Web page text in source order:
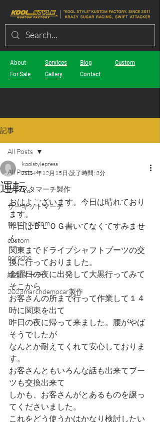
About
For Sale
Services
Gallery
Blog
Contact
Custom
記事
All Posts
ガンメタマーチ製作
サーキットマーチ
march custom
custom
porsche
緑なマーチ
2023marchdemocar製作
All Posts
運転。
koolstylepress
2024年12月15日 読了時間: 3分
おはよございます。今日は晴れており
ます。
昨日はＢＬＯＧ書いてなくてすみませ
ん。
関東までドライブシャフトブーツの交
換に行っておりました。
金曜日の夜に出発して大黒行ってみて
そこから
お客さんの所まで行って作業して１４
時に関東を出て
昨日の夜に帰って来ました。腰がやば
そうでしたが
なんとか耐えてくれて安心しておりま
す。
お客さんともいろんな話も出来てブー
ツも交換出来て
しかも、お客さんがとあるものを譲っ
てくださいました。
これをどう使うかはかなり検討したい